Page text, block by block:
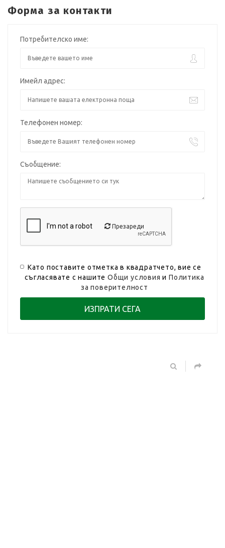
Форма за контакти
Потребителско име:
Имейл адрес:
Телефонен номер:
Съобщение:
Презареди
Като поставите отметка в квадратчето, вие се
съгласявате с нашитеОбщи условия иПолитика
за поверителност